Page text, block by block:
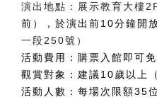
演出地點：展示教育大樓
前），於演出前10分鐘開
一段250號）
活動費用：購票入館即可
觀賞對象：建議10歲以上
活動人數：每場次限額35